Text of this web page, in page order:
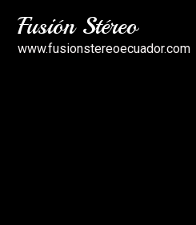
Fusión Stéreo
www.fusionstereoecuador.com